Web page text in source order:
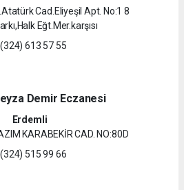
Cad.Eliyeşil Apt. No:1 8
Eğt.Mer.karşısı
613 57 55
Demir Eczanesi
Erdemli
KARABEKİR CAD. NO:80D
515 99 66